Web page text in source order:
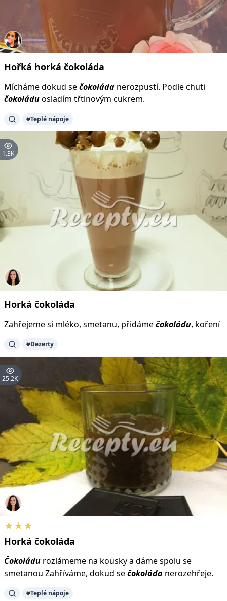
Hořká horká čokoláda
Mícháme dokud sečokoláda nerozpustí. Podle chuti
čokoláduosladím třtinovým cukrem.
#Teplé nápoje
1.3K
Horká čokoláda
Zahřejeme si mléko, smetanu, přidámečokoládu, koření
#Dezerty
25.2K
★★★
Horká čokoláda
Čokoládu rozlámeme na kousky a dáme spolu se
smetanou Zahříváme, dokud sečokoláda nerozehřeje.
#Teplé nápoje